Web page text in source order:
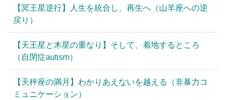
【冥王星逆行】人生を統合し、再生へ（山羊座への逆
戻り）
【天王星と木星の重なり】そして、着地するところ
（自閉症autism）
【天秤座の満月】わかりあえないを越える（非暴力コ
ミュニケーション）